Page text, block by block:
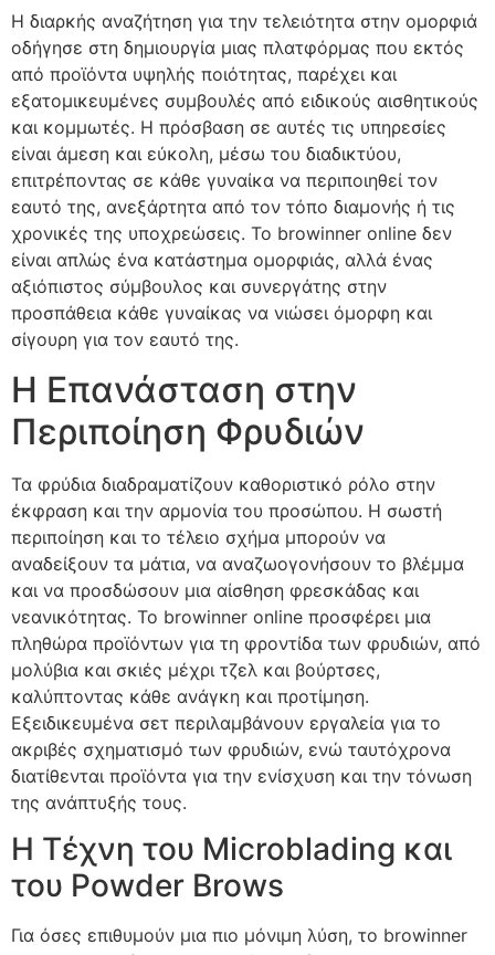
Η διαρκής αναζήτηση για την τελειότητα στην ομορφιά
οδήγησε στη δημιουργία μιας πλατφόρμας που εκτός
από προϊόντα υψηλής ποιότητας, παρέχει και
εξατομικευμένες συμβουλές από ειδικούς αισθητικούς
και κομμωτές. Η πρόσβαση σε αυτές τις υπηρεσίες
είναι άμεση και εύκολη, μέσω του διαδικτύου,
επιτρέποντας σε κάθε γυναίκα να περιποιηθεί τον
εαυτό της, ανεξάρτητα από τον τόπο διαμονής ή τις
χρονικές της υποχρεώσεις. Το browinner online δεν
είναι απλώς ένα κατάστημα ομορφιάς, αλλά ένας
αξιόπιστος σύμβουλος και συνεργάτης στην
προσπάθεια κάθε γυναίκας να νιώσει όμορφη και
σίγουρη για τον εαυτό της.
Η Επανάσταση στην
Περιποίηση Φρυδιών
Τα φρύδια διαδραματίζουν καθοριστικό ρόλο στην
έκφραση και την αρμονία του προσώπου. Η σωστή
περιποίηση και το τέλειο σχήμα μπορούν να
αναδείξουν τα μάτια, να αναζωογονήσουν το βλέμμα
και να προσδώσουν μια αίσθηση φρεσκάδας και
νεανικότητας. Το browinner online προσφέρει μια
πληθώρα προϊόντων για τη φροντίδα των φρυδιών, από
μολύβια και σκιές μέχρι τζελ και βούρτσες,
καλύπτοντας κάθε ανάγκη και προτίμηση.
Εξειδικευμένα σετ περιλαμβάνουν εργαλεία για το
ακριβές σχηματισμό των φρυδιών, ενώ ταυτόχρονα
διατίθενται προϊόντα για την ενίσχυση και την τόνωση
της ανάπτυξής τους.
Η Τέχνη του Microblading και
του Powder Brows
Για όσες επιθυμούν μια πιο μόνιμη λύση, το browinner